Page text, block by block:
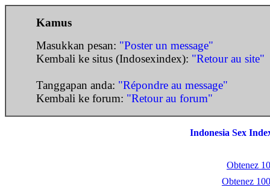
Kamus
Masukkan pesan: "Poster un message"
Kembali ke situs (Indosexindex): "Retour au site"
Tanggapan anda: "Répondre au message"
Kembali ke forum: "Retour au forum"
Indonesia Sex
Obtenez
Obtenez